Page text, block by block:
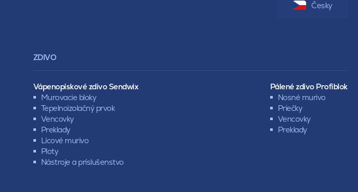
ZDIVO
Vápenopískové zdivo Sendwix
Murovacie bloky
Tepelnoizolačný prvok
Vencovky
Preklady
Lícové murivo
Ploty
Nástroje a príslušenstvo
Pálené zdivo Profiblok
Nosné murivo
Priečky
Vencovky
Preklady
Česky